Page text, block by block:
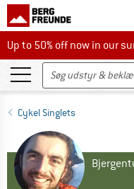
Up to 50% off now in our
Up to 50% off now in our
Cykel Singlets